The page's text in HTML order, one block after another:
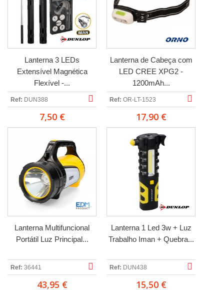
Lanterna 3 LEDs
Extensível Magnética
Flexível -...
Ref: DUN388
7,50 €
Lanterna de Cabeça com
LED CREE XPG2 -
1200mAh...
Ref: OR-LT-1523
17,90 €
Lanterna Multifuncional
Portátil Luz Principal...
Ref: 36441
43,95 €
Lanterna 1 Led 3w + Luz
Trabalho Iman + Quebra...
Ref: DUN438
15,50 €